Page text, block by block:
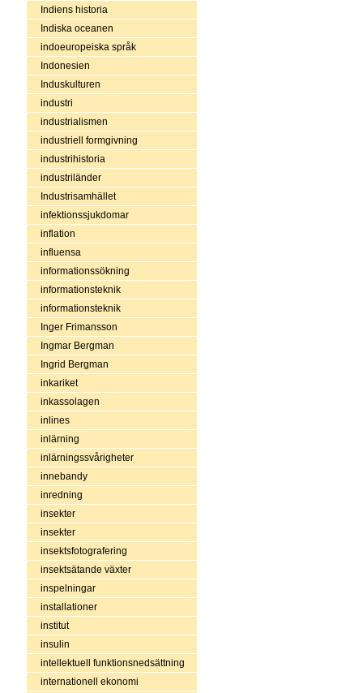
Indiens historia
Indiska oceanen
indoeuropeiska språk
Indonesien
Induskulturen
industri
industrialismen
industriell formgivning
industrihistoria
industriländer
Industrisamhället
infektionssjukdomar
inflation
influensa
informationssökning
informationsteknik
informationsteknik
Inger Frimansson
Ingmar Bergman
Ingrid Bergman
inkariket
inkassolagen
inlines
inlärning
inlärningssvårigheter
innebandy
inredning
insekter
insekter
insektsfotografering
insektsätande växter
inspelningar
installationer
institut
insulin
intellektuell funktionsnedsättning
internationell ekonomi